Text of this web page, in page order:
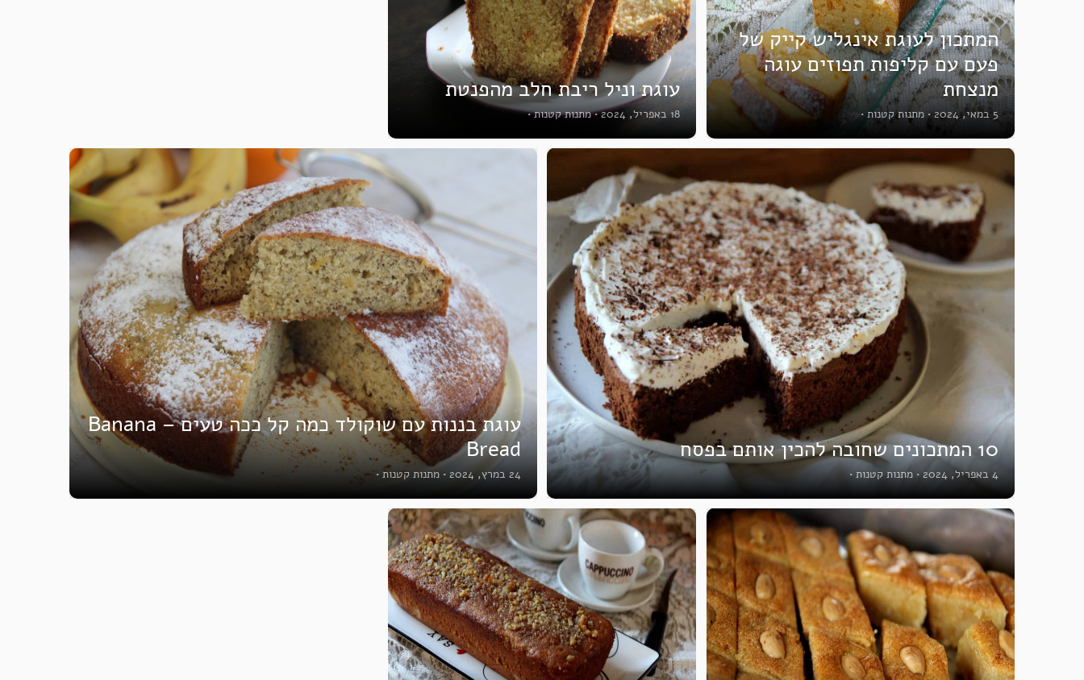
המתכון לעוגת אינגליש קייק של
פעם עם קליפות תפוזים עוגה
מנצחת
5 במאי, 2024 • מתנות קטנות •
עוגת וניל ריבת חלב מהפנטת
18 באפריל, 2024 • מתנות קטנות •
10 המתכונים שחובה להכין אותם בפסח
4 באפריל, 2024 • מתנות קטנות •
עוגת בננות עם שוקולד כמה קל ככה טעים – Banana
Bread
24 במרץ, 2024 • מתנות קטנות •